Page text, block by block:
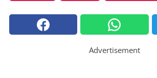
Advertisement